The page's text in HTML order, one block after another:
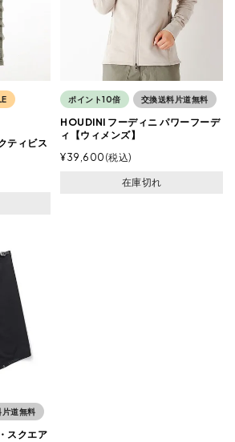
ティビス
ポイント10倍 交換送料片道無料
HOUDINI フーディニ パワーフーデ
ィ【ウィメンズ】
¥39,600 税込
在庫切れ
片道無料
スクエア